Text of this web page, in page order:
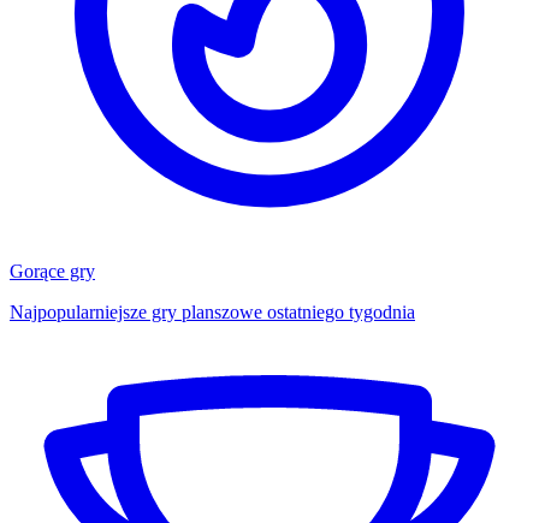
Gorące gry
Najpopularniejsze gry planszowe ostatniego tygodnia